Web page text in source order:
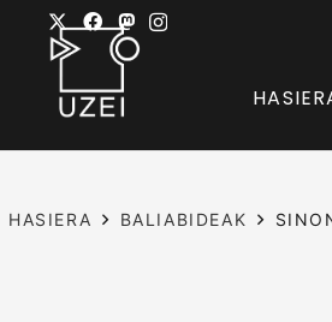
HASIERA BALIABIDEAK